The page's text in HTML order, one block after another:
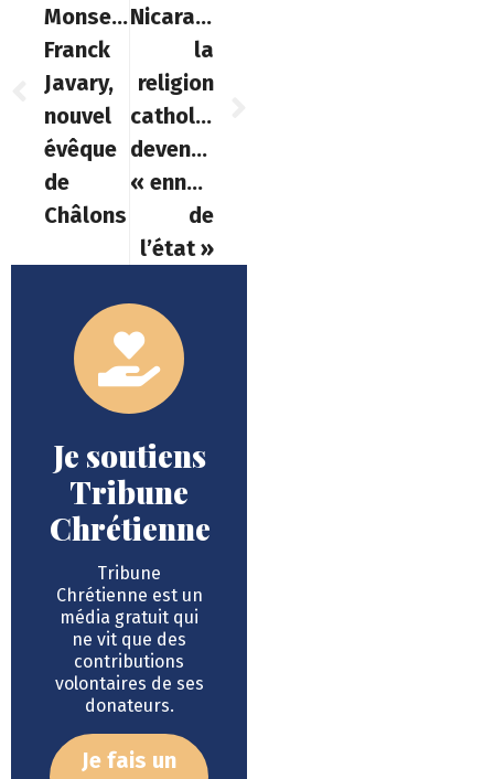
Monseigneur
Franck
Javary,
nouvel
évêque
de
Châlons
Nicaragua:
la
religion
catholique
devenue
« ennemie
de
l’état »
Je soutiens
Tribune
Chrétienne
Tribune
Chrétienne est un
média gratuit qui
ne vit que des
contributions
volontaires de ses
donateurs.
Je fais un